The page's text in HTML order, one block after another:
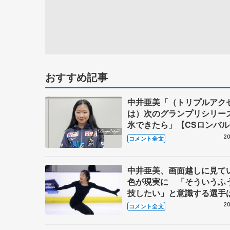
おすすめ記事
中井亜美「（トリプルアク
は）次のグランプリシリー
氷できたら」【CSロンバ
ア杯帰国】
コメント全文
中井亜美、画面越しに見て
色が現実に 「そういうふ
技したい」と意識する選
【ロンバルディア杯公式練
コメント全文